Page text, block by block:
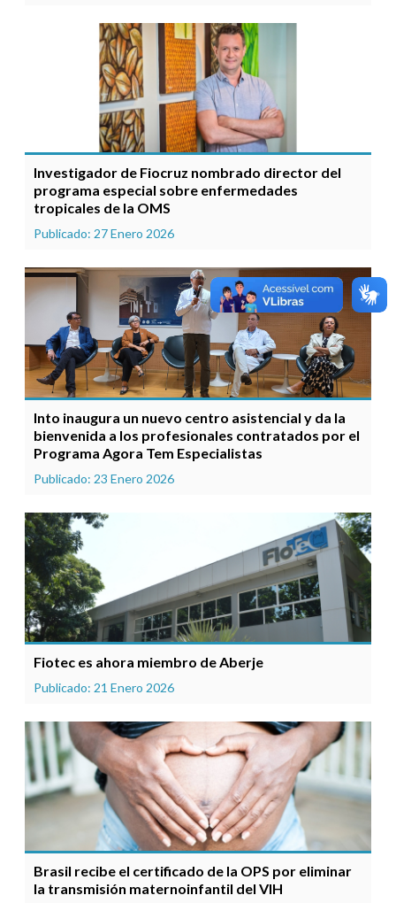
Investigador de Fiocruz nombrado director del
programa especial sobre enfermedades
tropicales de la OMS
Publicado: 27 Enero 2026
Into inaugura un nuevo centro asistencial y da la
bienvenida a los profesionales contratados por el
Programa Agora Tem Especialistas
Publicado: 23 Enero 2026
Fiotec es ahora miembro de Aberje
Publicado: 21 Enero 2026
Brasil recibe el certificado de la OPS por eliminar
la transmisión maternoinfantil del VIH